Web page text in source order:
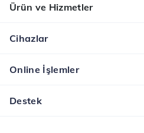
Ürün ve Hizmetler
Cihazlar
Online İşlemler
Destek